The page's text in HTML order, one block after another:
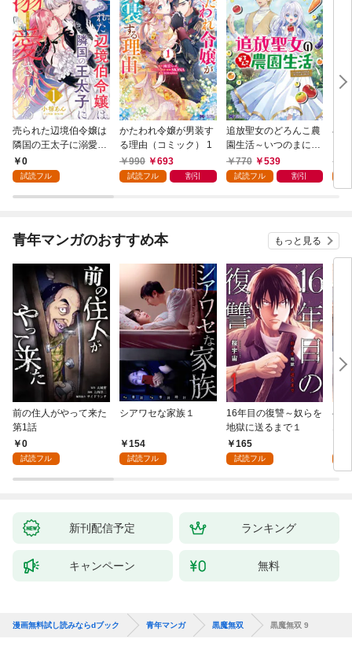
売られた辺境伯令嬢は
隣国の王太子に溺愛さ
れる 1
0
試読フル
かたわれ令嬢が男装す
る理由（コミック） 1
990
693
試読フル 割引
追放聖女のどろんこ農
園生活～いつのまにか
隣国を救ってしまいま
した～（コミック） 1
770 539
試読フル 割引
小
青年マンガのおすすめ本 もっと見る
前の住人がやって来た
第1話
0
試読フル
シアワセな家族１
154
試読フル
16年目の復讐～奴らを
地獄に送るまで１
165
試読フル
ベ
新刊配信予定 ランキング
キャンペーン 無料
漫画無料試し読みならdブック 青年マンガ 黒魔無双 黒魔無双 9